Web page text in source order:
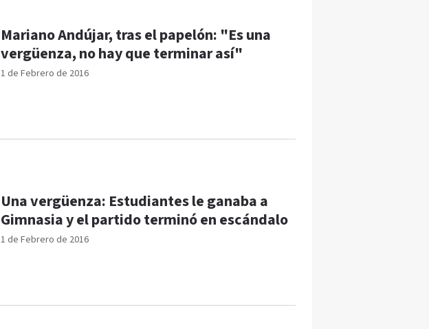
1 de Febrero de 2016
Mariano Andújar, tras el papelón: "Es una
vergüenza, no hay que terminar así"
1 de Febrero de 2016
Una vergüenza: Estudiantes le ganaba a
Gimnasia y el partido terminó en escándalo